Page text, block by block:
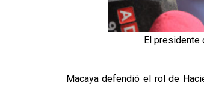
El presidente
Macaya defendió el rol de